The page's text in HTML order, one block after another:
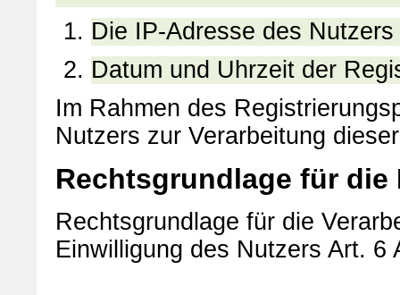
Die IP-Adresse des Nutzers
Datum und Uhrzeit der
Im Rahmen des
Nutzers zur Verarbeitung
Rechtsgrundlage für die
Rechtsgrundlage für die
Einwilligung des Nutzers Art. 6